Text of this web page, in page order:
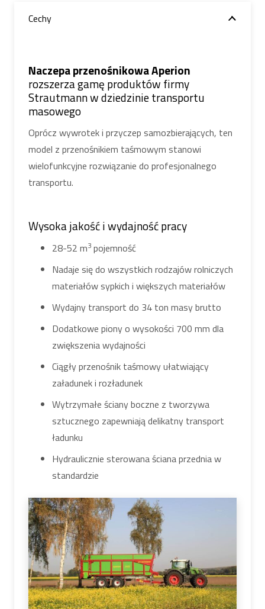
Cechy
Naczepa przenośnikowa Aperion
rozszerza gamę produktów firmy
Strautmann w dziedzinie transportu
masowego
Oprócz wywrotek i przyczep samozbierających, ten
model z przenośnikiem taśmowym stanowi
wielofunkcyjne rozwiązanie do profesjonalnego
transportu.
Wysoka jakość i wydajność pracy
28-52 m3 pojemność
Nadaje się do wszystkich rodzajów rolniczych
materiałów sypkich i większych materiałów
Wydajny transport do 34 ton masy brutto
Dodatkowe piony o wysokości 700 mm dla
zwiększenia wydajności
Ciągły przenośnik taśmowy ułatwiający
załadunek i rozładunek
Wytrzymałe ściany boczne z tworzywa
sztucznego zapewniają delikatny transport
ładunku
Hydraulicznie sterowana ściana przednia w
standardzie